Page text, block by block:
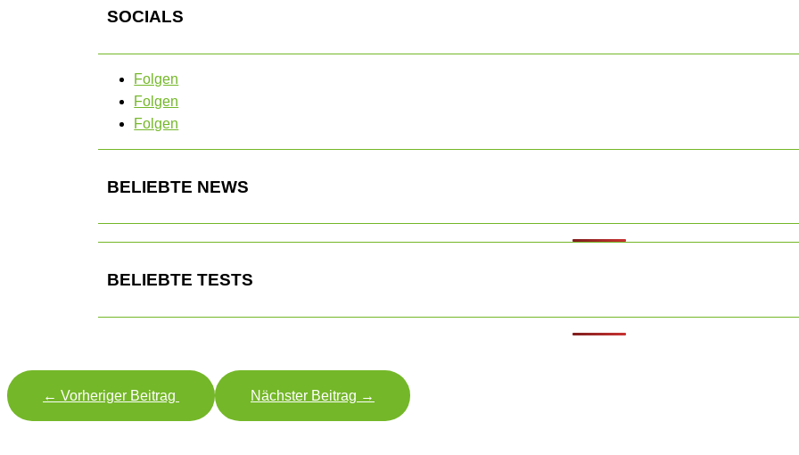
SOCIALS
Folgen
Folgen
Folgen
BELIEBTE NEWS
BELIEBTE TESTS
← Vorheriger Beitrag Nächster Beitrag →